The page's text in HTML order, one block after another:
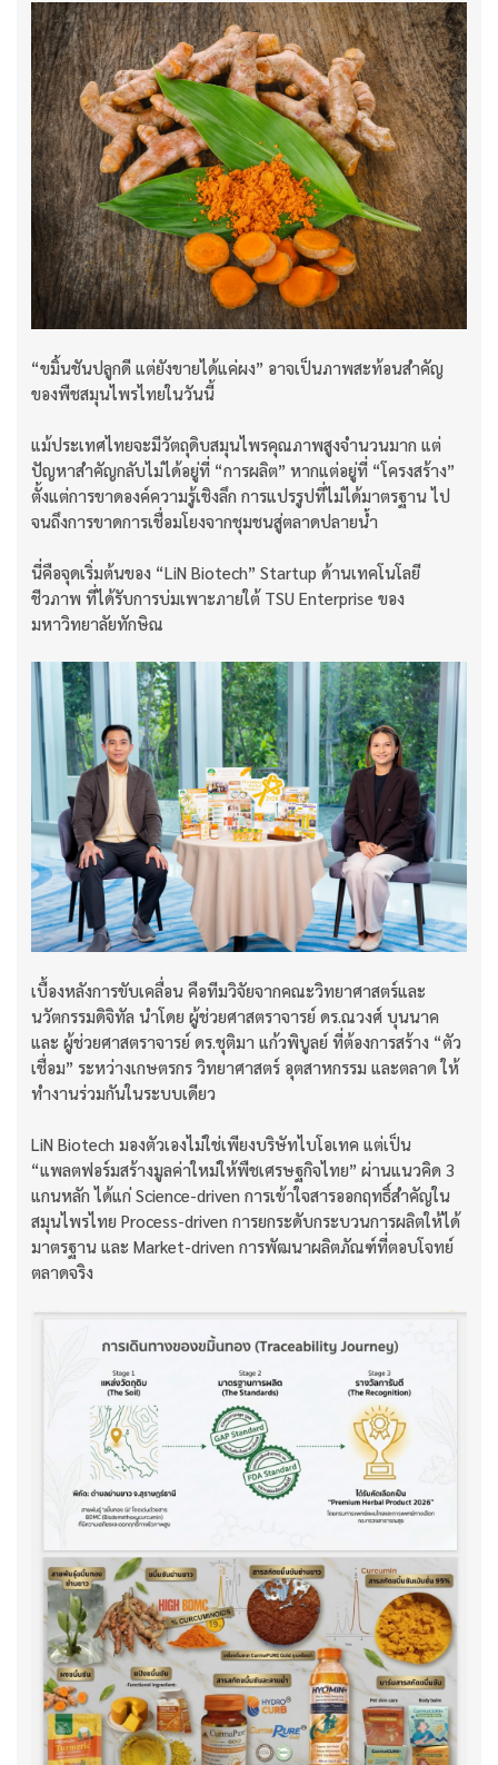
“ขมิ้นชันปลูกดี แต่ยังขายได้แค่ผง” อาจเป็นภาพสะท้อนสำคัญ
ของพืชสมุนไพรไทยในวันนี้
แม้ประเทศไทยจะมีวัตถุดิบสมุนไพรคุณภาพสูงจำนวนมาก แต่
ปัญหาสำคัญกลับไม่ได้อยู่ที่ “การผลิต” หากแต่อยู่ที่ “โครงสร้าง”
ตั้งแต่การขาดองค์ความรู้เชิงลึก การแปรรูปที่ไม่ได้มาตรฐาน ไป
จนถึงการขาดการเชื่อมโยงจากชุมชนสู่ตลาดปลายน้ำ
นี่คือจุดเริ่มต้นของ “LiN Biotech” Startup ด้านเทคโนโลยี
ชีวภาพ ที่ได้รับการบ่มเพาะภายใต้ TSU Enterprise ของ
มหาวิทยาลัยทักษิณ
เบื้องหลังการขับเคลื่อน คือทีมวิจัยจากคณะวิทยาศาสตร์และ
นวัตกรรมดิจิทัล นำโดย ผู้ช่วยศาสตราจารย์ ดร.ณวงศ์ บุนนาค
และ ผู้ช่วยศาสตราจารย์ ดร.ชุติมา แก้วพิบูลย์ ที่ต้องการสร้าง “ตัว
เชื่อม” ระหว่างเกษตรกร วิทยาศาสตร์ อุตสาหกรรม และตลาด ให้
ทำงานร่วมกันในระบบเดียว
LiN Biotech มองตัวเองไม่ใช่เพียงบริษัทไบโอเทค แต่เป็น
“แพลตฟอร์มสร้างมูลค่าใหม่ให้พืชเศรษฐกิจไทย” ผ่านแนวคิด 3
แกนหลัก ได้แก่ Science-driven การเข้าใจสารออกฤทธิ์สำคัญใน
สมุนไพรไทย Process-driven การยกระดับกระบวนการผลิตให้ได้
มาตรฐาน และ Market-driven การพัฒนาผลิตภัณฑ์ที่ตอบโจทย์
ตลาดจริง